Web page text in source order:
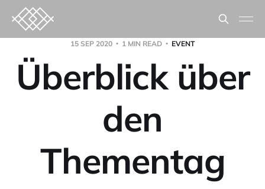
15 SEP 2020 1 MIN READ EVENT
Überblick über
den
Thementag